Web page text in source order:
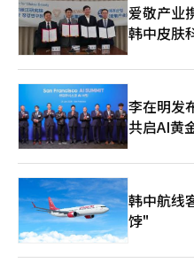
缩减相关岗位。由于解雇成本
裁减的对象。同时，随着季节
额增加，用人单位更倾向于聘
人员的就业空间。”
售额已达1万亿韩元（约合人民
韩元大关。为应对海外市场需
阳第二工厂，产能大幅提升，由此
品表示，未来将继续保持扩招
速发展提供有力支撑。公司计
人力资源与业务增长同步匹配。
爱敬产业
韩中皮肤
李在明发
共启AI黄
韩中航线
饽"